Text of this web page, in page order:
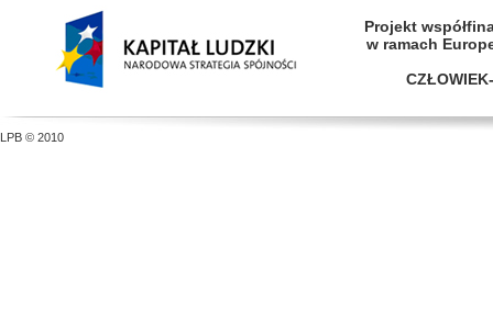
Projekt
w ramach
LPB © 2010